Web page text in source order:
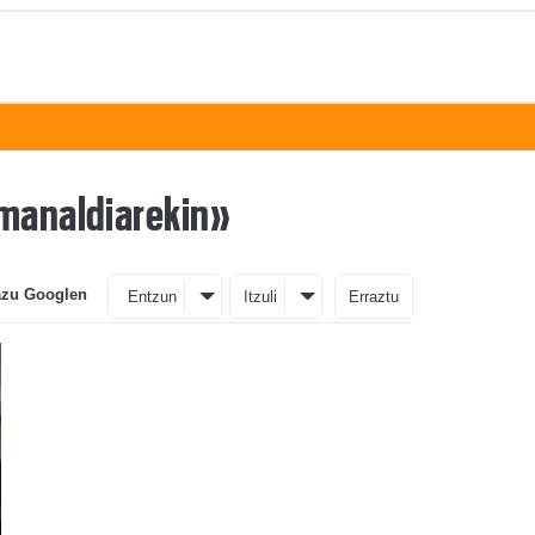
Googlen Entzun Itzuli Erraztu